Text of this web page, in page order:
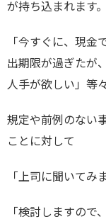
が持ち込まれます。
「今すぐに、現金
出期限が過ぎたが
人手が欲しい」等
規定や前例のない
ことに対して
「上司に聞いてみ
「検討しますので